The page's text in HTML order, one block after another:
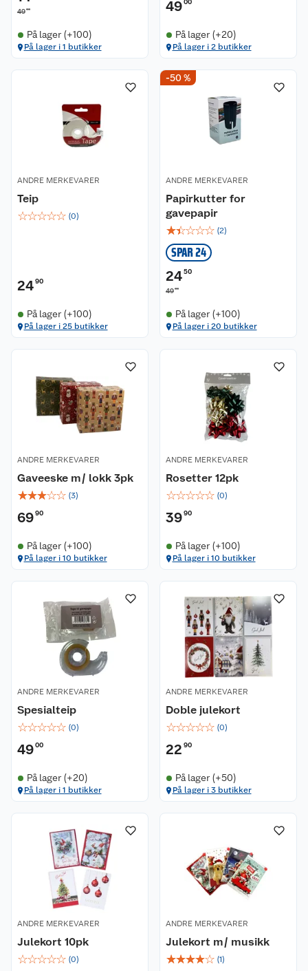
4900
På lager (+100)
På lager i 1 butikker
4900
På lager (+20)
På lager i 2 butikker
ANDRE MERKEVARER
Teip
☆☆☆☆☆ (0)
2490
På lager (+100)
På lager i 25 butikker
-50 %
ANDRE MERKEVARER
Papirkutter for
gavepapir
☆☆☆☆☆ (2)
SPAR 24
2450
4900
På lager (+100)
På lager i 20 butikker
ANDRE MERKEVARER
Gaveeske m/ lokk 3pk
☆☆☆☆☆ (3)
6990
På lager (+100)
På lager i 10 butikker
ANDRE MERKEVARER
Rosetter 12pk
☆☆☆☆☆ (0)
3990
På lager (+100)
På lager i 10 butikker
ANDRE MERKEVARER
Spesialteip
☆☆☆☆☆ (0)
4900
På lager (+20)
På lager i 1 butikker
ANDRE MERKEVARER
Doble julekort
☆☆☆☆☆ (0)
22 90
På lager (+50)
På lager i 3 butikker
ANDRE MERKEVARER
Julekort 10pk
☆☆☆☆☆ (0)
ANDRE MERKEVARER
Julekort m/ musikk
☆☆☆☆☆ (1)